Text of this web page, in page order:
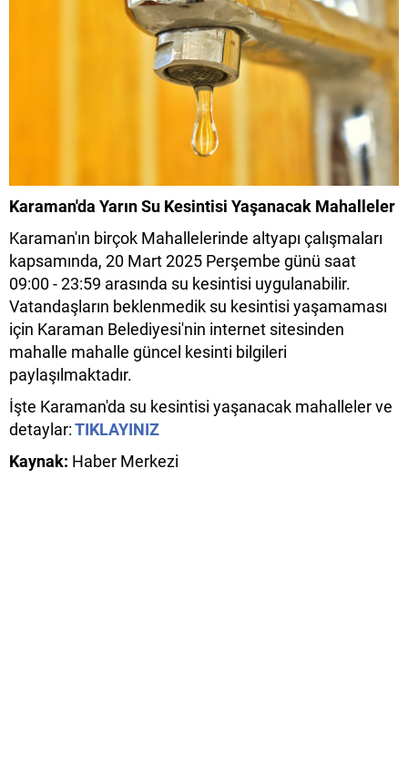
Karaman'da Yarın Su Kesintisi Yaşanacak Mahalleler
Karaman'ın birçok Mahallelerinde altyapı çalışmaları
kapsamında, 20 Mart 2025 Perşembe günü saat
09:00 - 23:59 arasında su kesintisi uygulanabilir.
Vatandaşların beklenmedik su kesintisi yaşamaması
için Karaman Belediyesi'nin internet sitesinden
mahalle mahalle güncel kesinti bilgileri
paylaşılmaktadır.
İşte Karaman'da su kesintisi yaşanacak mahalleler ve
detaylar:TIKLAYINIZ
Kaynak: Haber Merkezi